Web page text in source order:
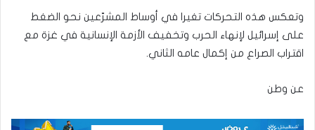
وتعكس هذه التحركات تغيرا في أوساط المشرّعين نحو الضغط
على إسرائيل لإنهاء الحرب وتخفيف الأزمة الإنسانية في غزة مع
اقتراب الصراع من إكمال عامه الثاني.
عن وطن